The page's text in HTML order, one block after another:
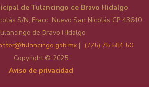
de Tulancingo de Bravo Hidalgo
S/N, Fracc. Nuevo San Nicolás CP 43640
de Bravo Hidalgo
| (775) 75 584 50
Copyright © 2025
Aviso de privacidad